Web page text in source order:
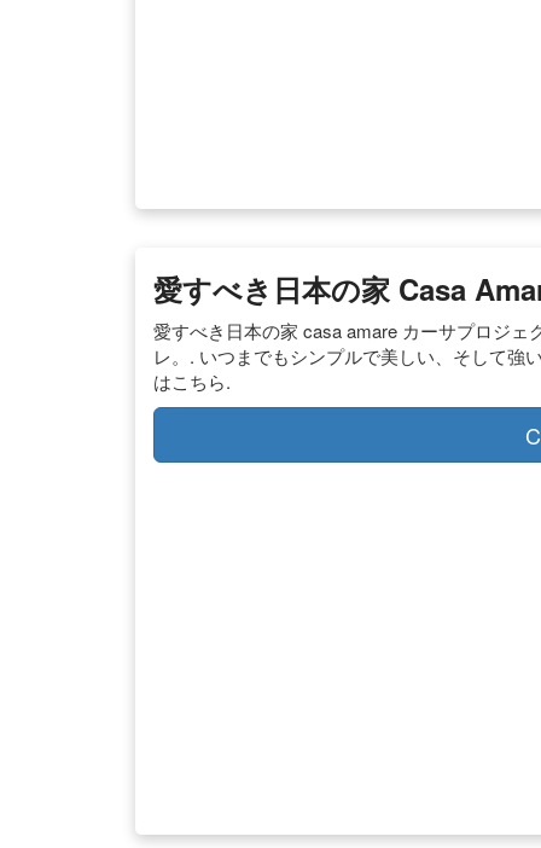
愛すべき日本の家 Casa
愛すべき日本の家 casa amare カーサプロジ
レ。. いつまでもシンプルで美しい、そして強
はこちら.